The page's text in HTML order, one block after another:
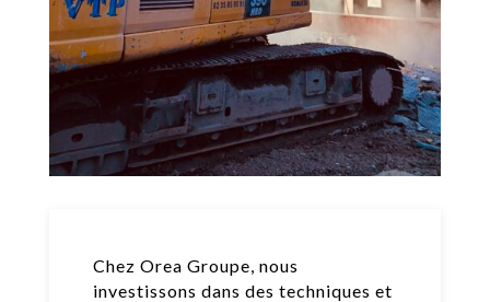
Chez Orea Groupe, nous
investissons dans des techniques et